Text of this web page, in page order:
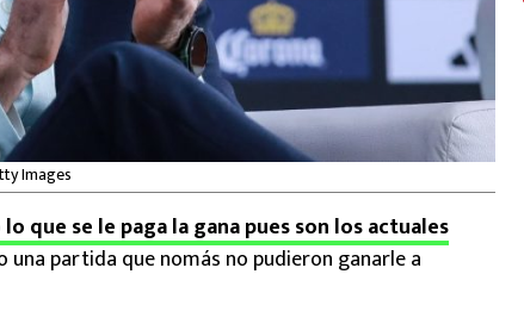
Images
que se le paga la gana pues son los actuales
una partida que nomás no pudieron ganarle a